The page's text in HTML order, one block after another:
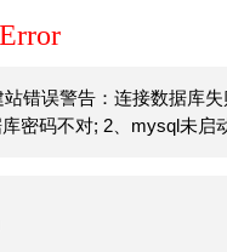
站错误警告：连接数据库
密码不对; 2、mysql未启